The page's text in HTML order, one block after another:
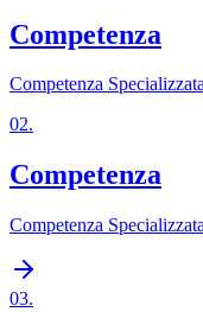
Competenza
Competenza
02.
Competenza
Competenza
03.